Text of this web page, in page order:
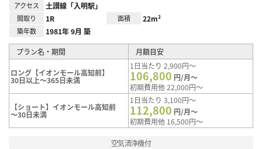
アクセス 土讃線「入明駅」
間取り 1R 面積 22m²
築年数 1981年 9月 築
プラン名・期間 月額目安
ロング【イオンモール高知前】
30日以上～365日未満
1日当たり 2,900円～
106,800 円/月～
初期費用他 22,000円～
【ショート】イオンモール高知前
～30日未満
1日当たり 3,100円～
112,800 円/月～
初期費用他 16,500円～
空気清浄機付